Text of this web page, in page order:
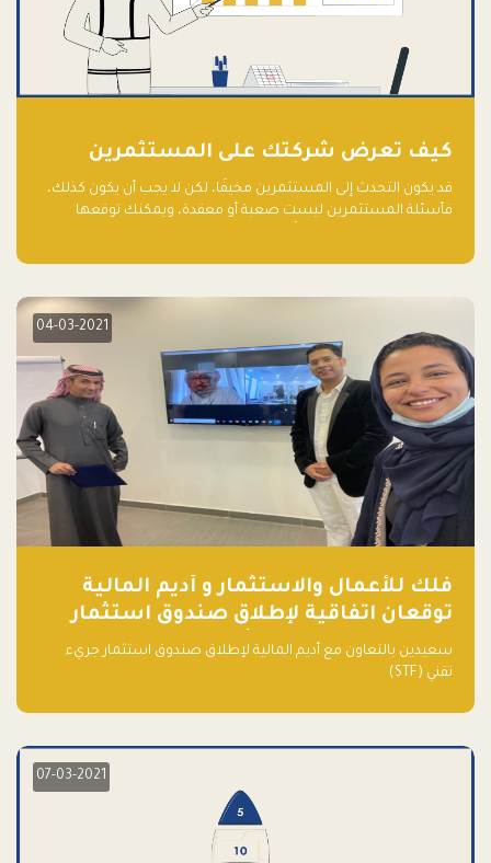
كيف تعرض شركتك على المستثمرين
قد يكون التحدث إلى المستثمرين مخيفًا، لكن لا يجب أن يكون كذلك،
فأسئلة المستثمرين ليست صعبة أو معقدة، ويمكنك توقعها
04-03-2021
فلك للأعمال والاستثمار و أديم المالية
توقعان اتفاقية لإطلاق صندوق استثمار
جريء تقني (STF) - مشغل من قبل فـلك
سعيدين بالتعاون مع أديم المالية لإطلاق صندوق استثمار جريء
تقني (STF)
07-03-2021